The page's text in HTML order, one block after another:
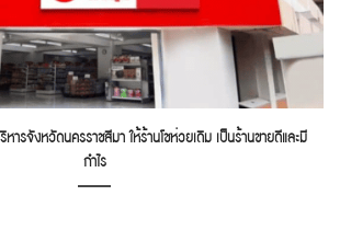
รจังหวัดนครราชสีมา ให้ร้านโชห่วยเดิม เป็นร้านขายดีและมี
กำไร